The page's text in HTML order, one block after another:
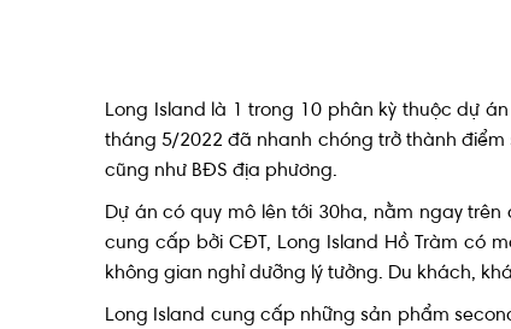
Long Island là 1 trong 10 phân kỳ thuộc dự
tháng 5/2022 đã nhanh chóng trở thành
cũng như BĐS địa phương.
Dự án có quy mô lên tới 30ha, nằm ngay
cung cấp bởi CĐT, Long Island Hồ Tràm có
không gian nghỉ dưỡng lý tưởng. Du khách,
Long Island cung cấp những sản phẩm